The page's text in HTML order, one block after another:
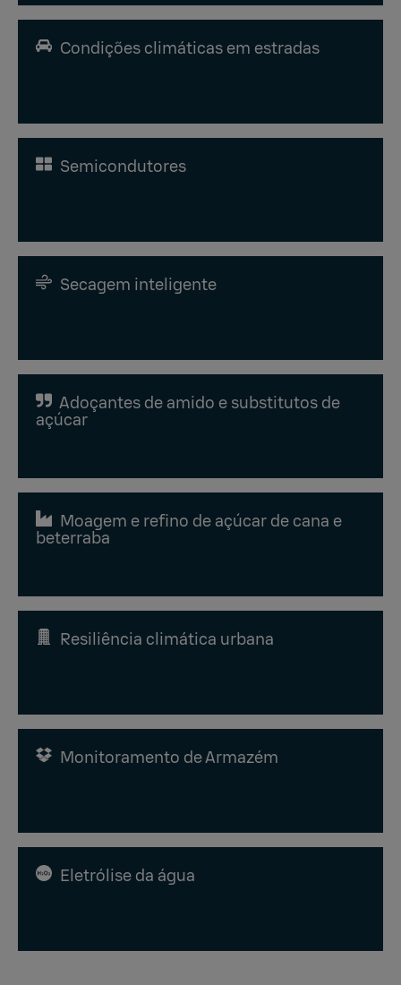
Condições climáticas em estradas
Semicondutores
Secagem inteligente
Adoçantes de amido e substitutos de
açúcar
Moagem e refino de açúcar de cana e
beterraba
Resiliência climática urbana
Monitoramento de Armazém
Eletrólise da água